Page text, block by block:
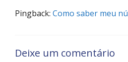
Pingback: Como saber meu
Deixe um comentário